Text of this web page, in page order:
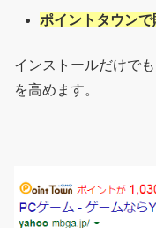
ポイントタウン
インストールだけで
を高めます。